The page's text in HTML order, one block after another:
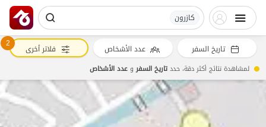
کازرون
تاريخ السفر عدد الأشخاص 2 فلاتر أخرى
لمشاهدة نتائج أكثر دقة، حددتاريخ السفروعدد الأشخاص